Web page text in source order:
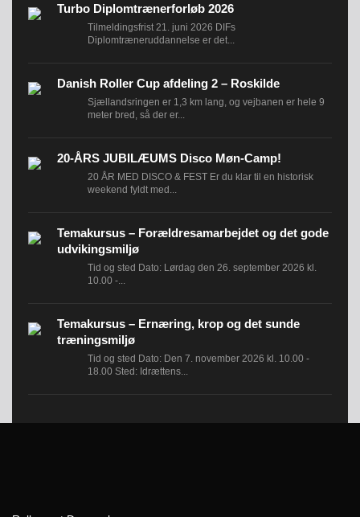
INDMELDELSE
BREDDEPULJE
FIND
FORBUNDET
VÆRKTØJSKASSEN
Turbo Diplomtrænerforløb 2026
Tilmeldingsfrist 21. juni 2026 DIFs
Diplomtræneruddannelse er det...
Danish Roller Cup afdeling 2 – Roskilde
Sjællandsringen er 1,3 km lang, og vejbanen er hele 9
meter bred, så der er...
20-ÅRS JUBILÆUMS Disco Møn-Camp!
20 ÅR MED DISCO & FEST Er du klar til en historisk
weekend fyldt med...
Temakursus – Forældresamarbejdet og det gode
udvikingsmiljø
Tid og sted Dato: Lørdag den 26. september 2026 kl.
10.00 -...
Temakursus – Ernæring, krop og det sunde
træningsmiljø
Tid og sted Dato: Den 7. november 2026 kl. 10.00 -
18.00 Sted: Idrættens...